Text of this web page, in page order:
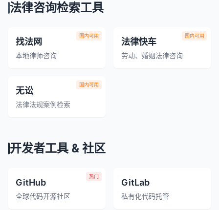
法律咨询检索工具
国内可用
找法网
本地律师咨询
国内可用
法律快车
劳动、婚姻法律咨询
国内可用
无讼
法律法规案例检索
开发者工具 & 社区
热门
GitHub
全球代码开源社区
GitLab
私有化代码托管